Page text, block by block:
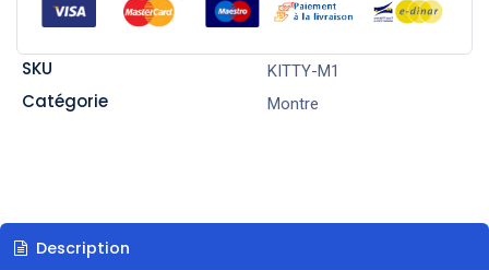
SKU KITTY-M1
Catégorie Montre
Description